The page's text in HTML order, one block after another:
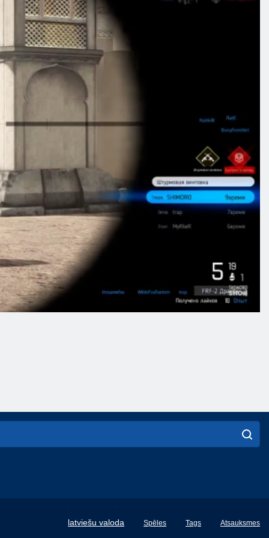
latviešu valoda
English
Spēles Tags Atsauksmes